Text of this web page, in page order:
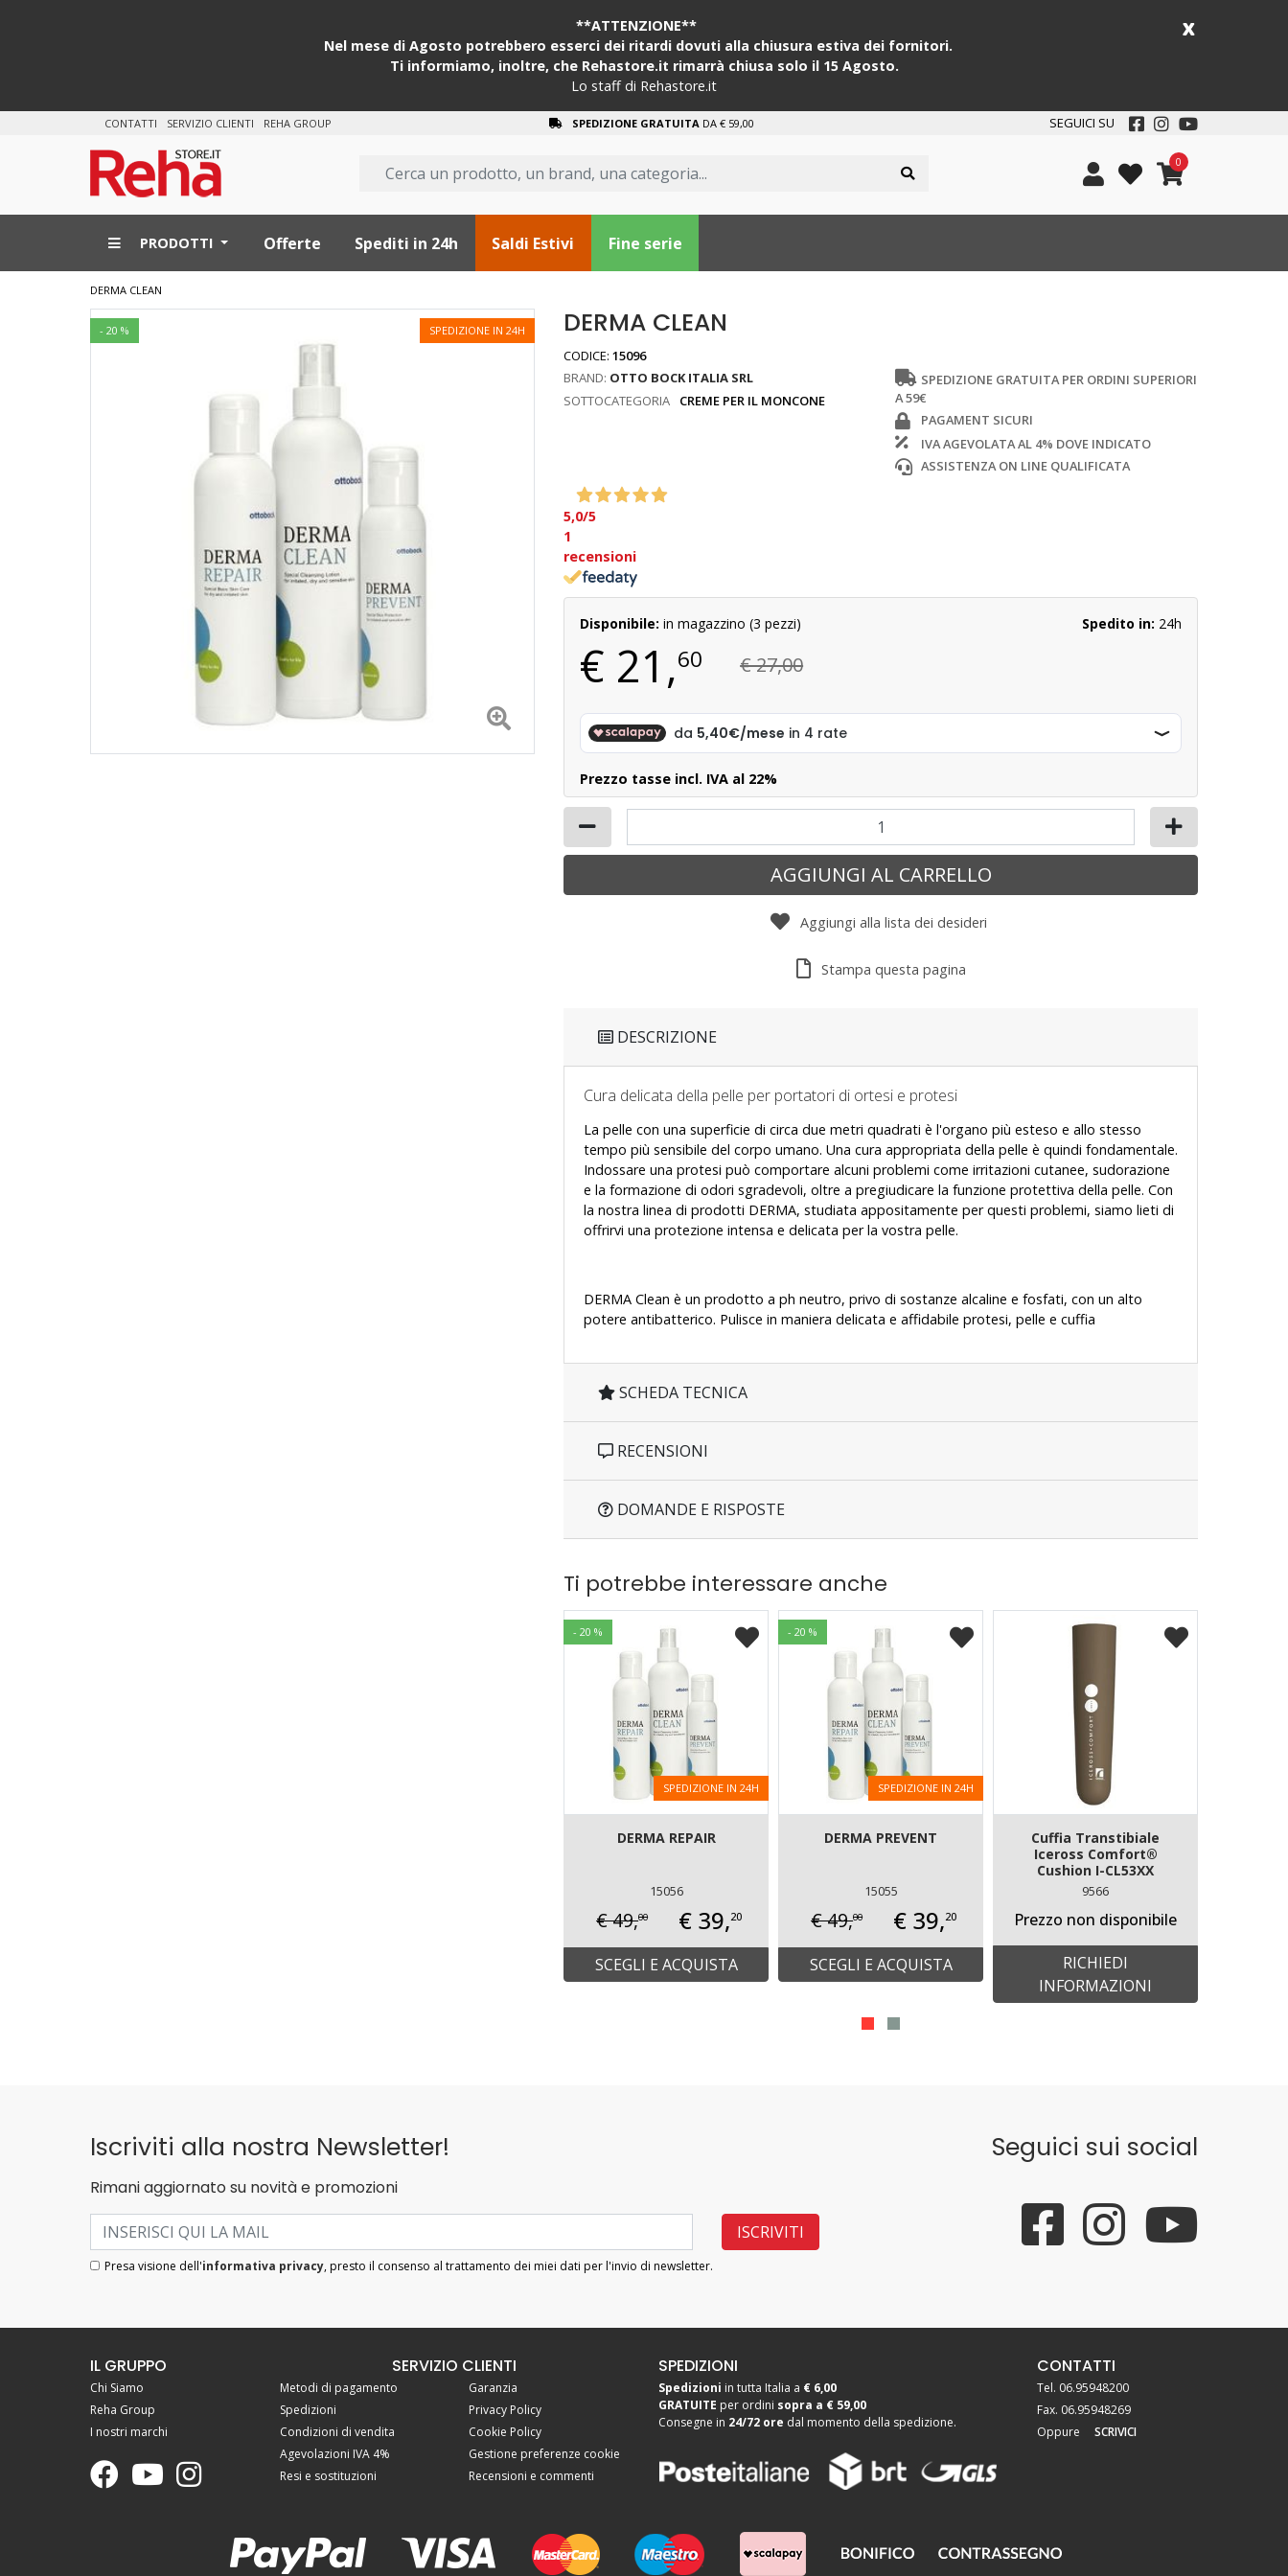
x
**ATTENZIONE**
Nel mese di Agosto potrebbero esserci dei ritardi dovuti alla chiusura estiva dei fornitori.
Ti informiamo, inoltre, che Rehastore.it rimarrà chiusa solo il 15 Agosto.
Lo staff di Rehastore.it
CONTATTI SERVIZIO CLIENTI REHA GROUP SPEDIZIONE GRATUITA DA € 59,00 SEGUICI SU
0
PRODOTTI Offerte Spediti in 24h Saldi Estivi Fine serie
DERMA CLEAN
- 20 % SPEDIZIONE IN 24H DERMA CLEAN
CODICE:15096
BRAND: OTTO BOCK ITALIA SRL
SOTTOCATEGORIA
CREME PER IL MONCONE
SPEDIZIONE GRATUITA PER ORDINI SUPERIORI
A 59€
PAGAMENT SICURI
IVA AGEVOLATA AL 4% DOVE INDICATO
ASSISTENZA ON LINE QUALIFICATA
5,0/5
1
recensioni
Disponibile: in magazzino (3 pezzi) Spedito in: 24h
€ 21,60 € 27,00
Prezzo tasse incl. IVA al 22%
AGGIUNGI AL CARRELLO
Aggiungi alla lista dei desideri
Stampa questa pagina
DESCRIZIONE
Cura delicata della pelle per portatori di ortesi e protesi
La pelle con una superficie di circa due metri quadrati è l'organo più esteso e allo stesso
tempo più sensibile del corpo umano. Una cura appropriata della pelle è quindi fondamentale.
Indossare una protesi può comportare alcuni problemi come irritazioni cutanee, sudorazione
e la formazione di odori sgradevoli, oltre a pregiudicare la funzione protettiva della pelle. Con
la nostra linea di prodotti DERMA, studiata appositamente per questi problemi, siamo lieti di
offrirvi una protezione intensa e delicata per la vostra pelle.
DERMA Clean è un prodotto a ph neutro, privo di sostanze alcaline e fosfati, con un alto
potere antibatterico. Pulisce in maniera delicata e affidabile protesi, pelle e cuffia
SCHEDA TECNICA
RECENSIONI
DOMANDE E RISPOSTE
Ti potrebbe interessare anche
- 20 %
SPEDIZIONE IN 24H
DERMA REPAIR
15056
€ 49,00 € 39,20
SCEGLI E ACQUISTA
- 20 %
SPEDIZIONE IN 24H
DERMA PREVENT
15055
€ 49,00 € 39,20
SCEGLI E ACQUISTA
Cuffia Transtibiale
Iceross Comfort®
Cushion I-CL53XX
9566
Prezzo non disponibile
RICHIEDI
INFORMAZIONI
Iscriviti alla nostra Newsletter!
Rimani aggiornato su novità e promozioni
Presa visione dell'informativa privacy, presto il consenso al trattamento dei miei dati per l'invio di newsletter.
Seguici sui social
IL GRUPPO
Chi Siamo
Reha Group
I nostri marchi
SERVIZIO CLIENTI
Metodi di pagamento
Spedizioni
Condizioni di vendita
Agevolazioni IVA 4%
Resi e sostituzioni
Garanzia
Privacy Policy
Cookie Policy
Gestione preferenze cookie
Recensioni e commenti
SPEDIZIONI
Spedizioni in tutta Italia a € 6,00
GRATUITE per ordini sopra a € 59,00
Consegne in 24/72 ore dal momento della spedizione.
CONTATTI
Tel. 06.95948200
Fax. 06.95948269
OppureSCRIVICI